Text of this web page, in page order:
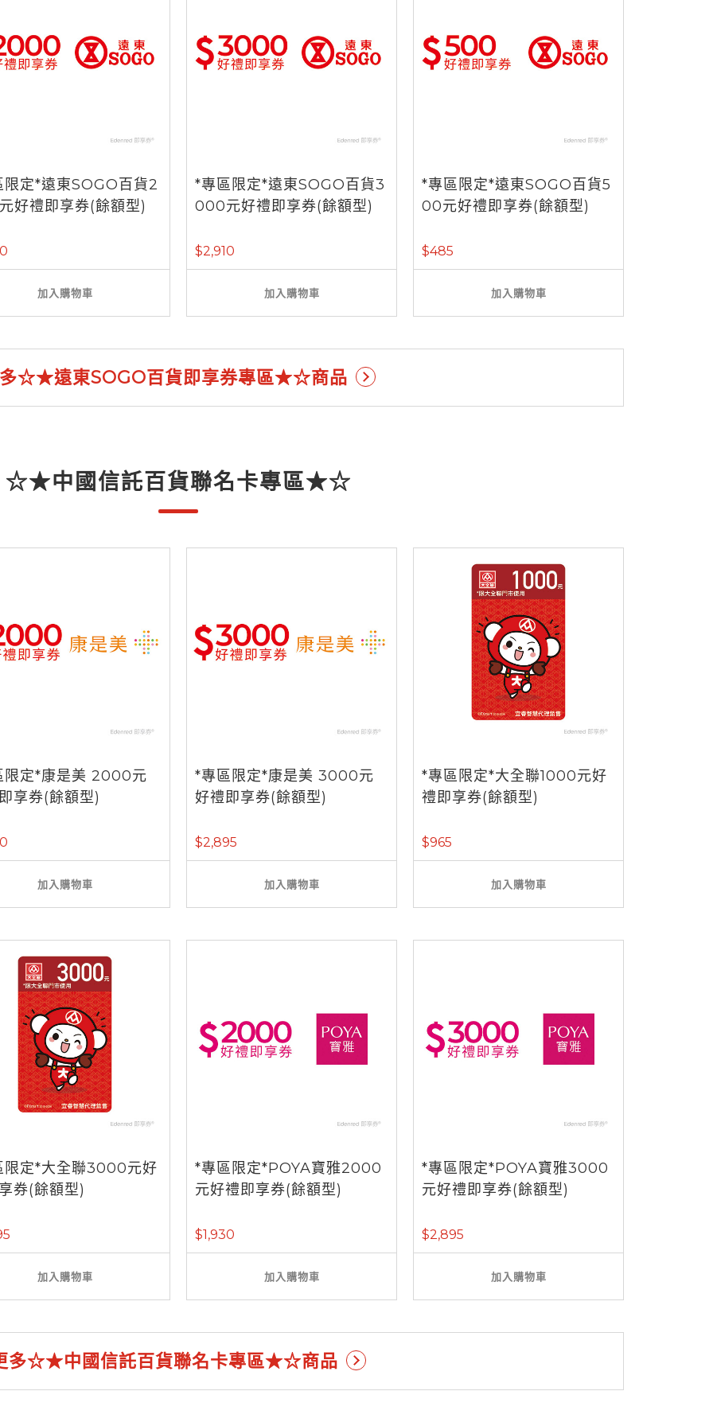
限定*遠東SOGO百貨2
好禮即享券(餘額型)
加入購物車
*專區限定*遠東SOGO百貨3
000元好禮即享券(餘額型)
$2,910
加入購物車
*專區限定*遠東SOGO百貨5
00元好禮即享券(餘額型)
$485
加入購物車
☆★遠東SOGO百貨即享券專區★☆商品
☆★中國信託百貨聯名卡專區★☆
限定*康是美 2000元
享券(餘額型)
加入購物車
*專區限定*康是美 3000元
好禮即享券(餘額型)
$2,895
加入購物車
*專區限定*大全聯1000元好
禮即享券(餘額型)
$965
加入購物車
限定*大全聯3000元好
券(餘額型)
加入購物車
*專區限定*POYA寶雅2000
元好禮即享券(餘額型)
$1,930
加入購物車
*專區限定*POYA寶雅3000
元好禮即享券(餘額型)
$2,895
加入購物車
多☆★中國信託百貨聯名卡專區★☆商品